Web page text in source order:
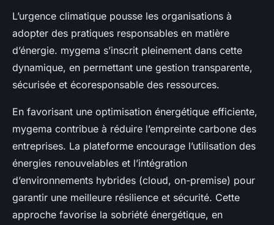
L’urgence climatique pousse les organisations à
adopter des pratiques responsables en matière
d’énergie. mygema s’inscrit pleinement dans cette
dynamique, en permettant une gestion transparente,
sécurisée et écoresponsable des ressources.
En favorisant une optimisation énergétique efficiente,
mygema contribue à réduire l’empreinte carbone des
entreprises. La plateforme encourage l’utilisation des
énergies renouvelables et l’intégration
d’environnements hybrides (cloud, on-premise) pour
garantir une meilleure résilience et sécurité. Cette
approche favorise la sobriété énergétique, en